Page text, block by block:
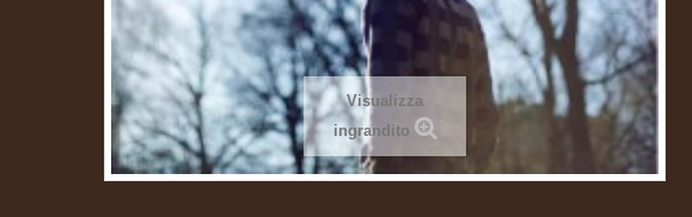
Visualizza
ingrandito